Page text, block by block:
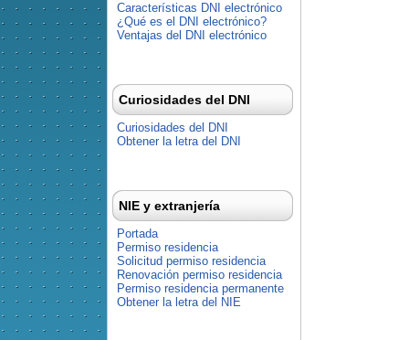
Características DNI electrónico
¿Qué es el DNI electrónico?
Ventajas del DNI electrónico
Curiosidades del DNI
Curiosidades del DNI
Obtener la letra del DNI
NIE y extranjería
Portada
Permiso residencia
Solicitud permiso residencia
Renovación permiso residencia
Permiso residencia permanente
Obtener la letra del NIE